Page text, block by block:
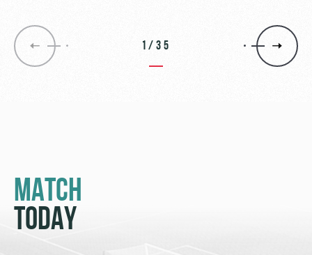
1/35
MATCH
TODAY